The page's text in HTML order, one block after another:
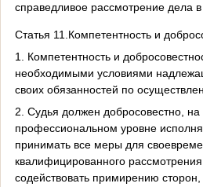
справедливое рассмотрение дела
Статья 11.Компетентность и
1. Компетентность и
необходимыми условиями
своих обязанностей по
2. Судья должен добросовестно, на
профессиональном уровне
принимать все меры для
квалифицированного
содействовать примирению